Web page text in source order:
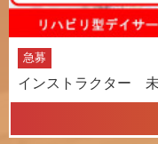
急募
インストラクター